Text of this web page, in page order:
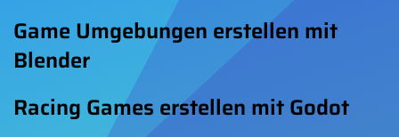
Game Umgebungen erstellen mit
Blender
Racing Games erstellen mit Godot